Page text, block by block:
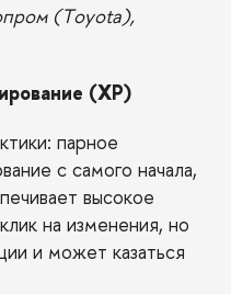
(Toyota),
(XP)
парное
с самого начала,
высокое
на изменения, но
и может казаться